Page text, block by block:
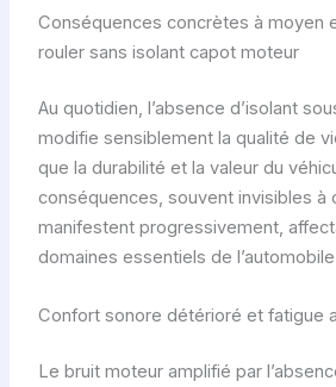
Conséquences concrètes à moyen
rouler sans isolant capot moteur
Au quotidien, l’absence d’isolant
modifie sensiblement la qualité de
que la durabilité et la valeur du
conséquences, souvent invisibles à
manifestent progressivement,
domaines essentiels de
Confort sonore détérioré et fatigue
Le bruit moteur amplifié par